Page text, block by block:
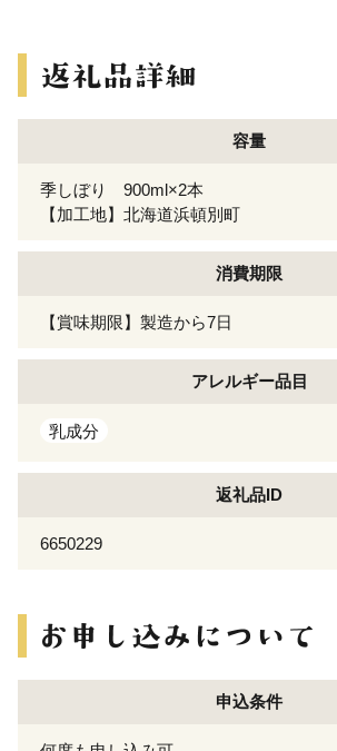
容量
季しぼり 900ml×2本
【加工地】北海道浜頓別町
消費期限
【賞味期限】製造から7日
アレルギー品目
乳成分
返礼品ID
6650229
申込条件